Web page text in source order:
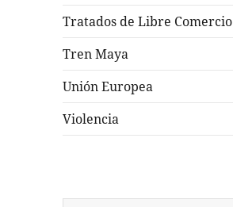
Tratados de Libre Comercio
Tren Maya
Unión Europea
Violencia